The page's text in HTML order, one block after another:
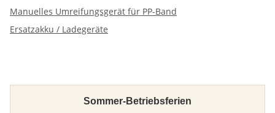
Manuelles Umreifungsgerät für PP-Band
Ersatzakku / Ladegeräte
Sommer-Betriebsferien